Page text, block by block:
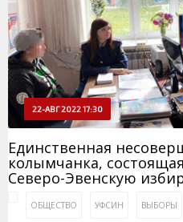
22-АВГ 2022 17:30
Единственная
колымчанка,
Северо-Эвенскую
ОБЩЕСТВО УФСИН ВЫБОРЫ